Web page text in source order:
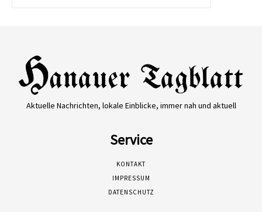
Aktuelle Nachrichten, lokale Einblicke, immer nah und aktuell
Service
KONTAKT
IMPRESSUM
DATENSCHUTZ